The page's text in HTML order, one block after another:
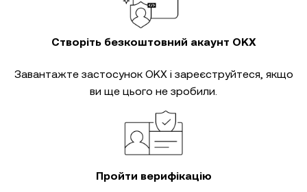
Створіть безкоштовний акаунт OKX
Завантажте застосунок OKX і зареєструйтеся, якщо
ви ще цього не зробили.
Пройти верифікацію